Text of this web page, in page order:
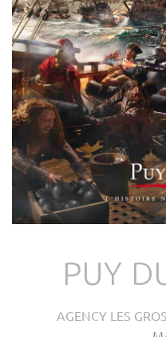
PUY
AGENCY LES